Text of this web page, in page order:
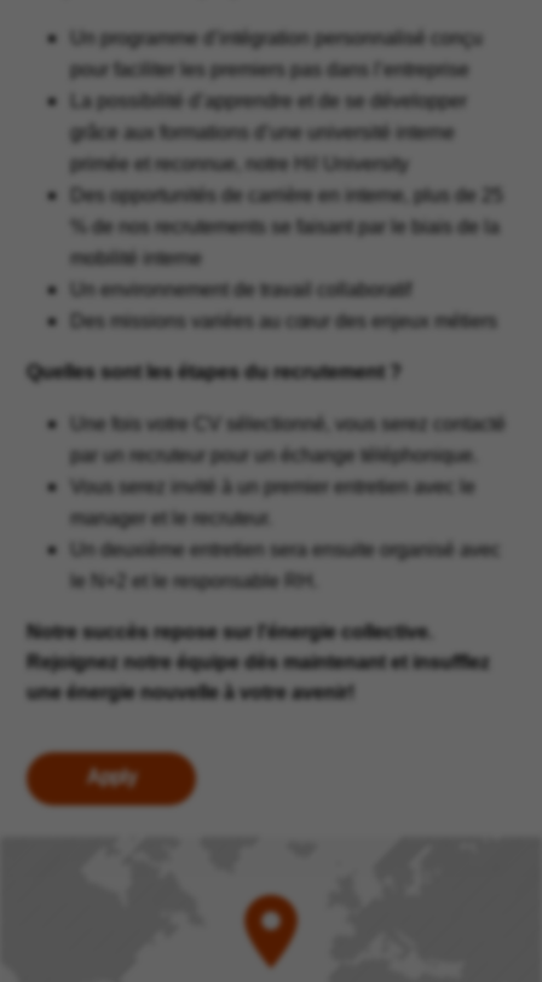
Un programme d’intégration personnalisé conçu
pour faciliter les premiers pas dans l’entreprise
La possibilité d’apprendre et de se développer
grâce aux formations d’une université interne
primée et reconnue, notre Hi! University
Des opportunités de carrière en interne, plus de 25
% de nos recrutements se faisant par le biais de la
mobilité interne
Un environnement de travail collaboratif
Des missions variées au cœur des enjeux métiers
Quelles sont les étapes du recrutement ?
Une fois votre CV sélectionné, vous serez contacté
par un recruteur pour un échange téléphonique.
Vous serez invité à un premier entretien avec le
manager et le recruteur.
Un deuxième entretien sera ensuite organisé avec
le N+2 et le responsable RH.
Notre succès repose sur l'énergie collective.
Rejoignez notre équipe dès maintenant et insufflez
une énergie nouvelle à votre avenir!
Apply